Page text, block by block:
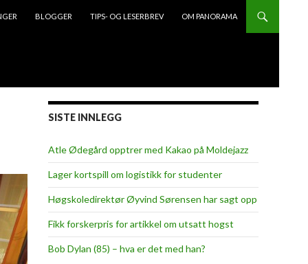
BLOGGER TIPS- OG LESERBREV OM PANORAMA
SISTE INNLEGG
Atle Ødegård opptrer med Kakao på Moldejazz
Lager kortspill om logistikk for studenter
Høgskoledirektør Øyvind Sørensen har sagt opp
Fikk forskerpris for artikkel om utsatt hogst
Bob Dylan (85) – hva er det med han?